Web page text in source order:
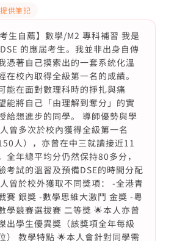
提供筆記
考生自薦】數學/M2 專科補習 我是
的應屆考生。我並非出身自傳
憑著自己摸索出的一套系統化溫
在校內取得全級第一名的成績。
能在面對數理科時的掙扎與痛
能將自己「由理解到奪分」的實
給想進步的同學。 導師優勢與學
曾多次於校內獲得全級第一名
人），亦曾在中三就讀接近11
全年總平均分仍然保持80多分，
考試的溫習及預備DSE的時間分配
曾於校外獲取不同獎項： -全港青
賽 銀獎 -數學思維大激鬥 金獎 -粵
學競賽選拔賽 二等獎 🌟本人亦曾
出學生優異獎（該獎項全年每級
） 教學特點 🌟本人會針對同學需